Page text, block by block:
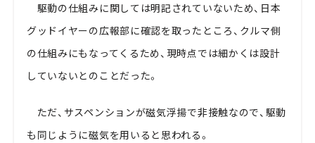
駆動の仕組みに関しては明記されていないため、日本
グッドイヤーの広報部に確認を取ったところ、クルマ側
の仕組みにもなってくるため、現時点では細かくは設計
していないとのことだった。
ただ、サスペンションが磁気浮揚で非接触なので、駆動
も同じように磁気を用いると思われる。